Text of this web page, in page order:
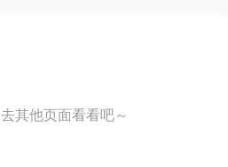
其他页面看看吧～